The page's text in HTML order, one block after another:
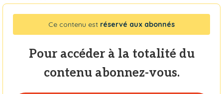
Ce contenu est réservé aux abonnés
Pour accéder à la totalité du
contenu abonnez-vous.